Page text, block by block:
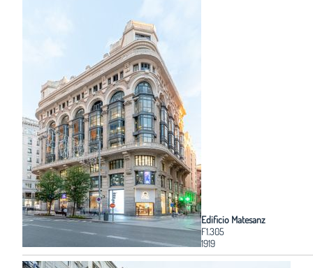
Edificio Matesanz
F1.305
1919